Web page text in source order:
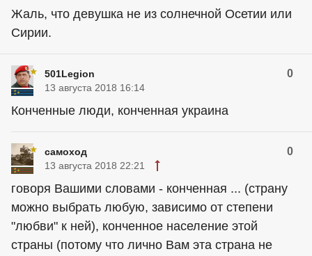
Жаль, что девушка не из солнечной Осетии или
Сирии.
501Legion 0
13 августа 2018 16:14
Конченные люди, конченная украина
самоход 0
13 августа 2018 22:21
говоря Вашими словами - конченная ... (страну
можно выбрать любую, зависимо от степени
"любви" к ней), конченное население этой
страны (потому что лично Вам эта страна не